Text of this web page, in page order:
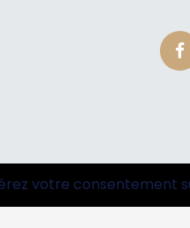
votre consentement